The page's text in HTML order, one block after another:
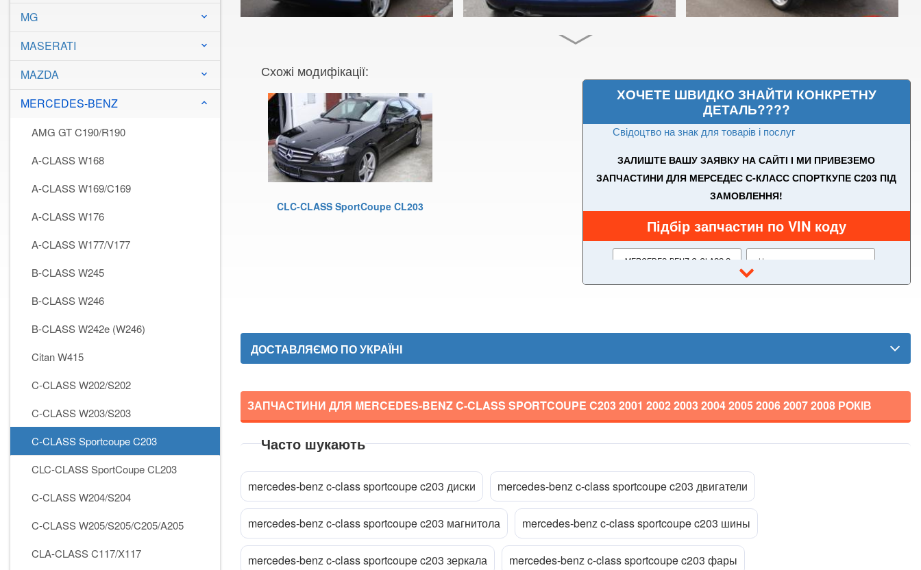
MG keyboard_arrow_down
MASERATI keyboard_arrow_down
MAZDA keyboard_arrow_down
MERCEDES-BENZ keyboard_arrow_down
AMG GT C190/R190
A-CLASS W168
A-CLASS W169/C169
A-CLASS W176
A-CLASS W177/V177
B-CLASS W245
B-CLASS W246
B-CLASS W242e (W246)
Citan W415
C-CLASS W202/S202
C-CLASS W203/S203
C-CLASS Sportcoupe C203
CLC-CLASS SportCoupe CL203
C-CLASS W204/S204
C-CLASS W205/S205/C205/A205
CLA-CLASS C117/X117
Схожі модифікації:
CLC-CLASS SportCoupe CL203
ХОЧЕТЕ ШВИДКО ЗНАЙТИ КОНКРЕТНУ
ДЕТАЛЬ????
Свідоцтво на знак для товарів і послуг
ЗАЛИШТЕ ВАШУ ЗАЯВКУ НА САЙТІ І МИ ПРИВЕЗЕМО
ЗАПЧАСТИНИ ДЛЯ МЕРСЕДЕС С-КЛАСС СПОРТКУПЕ С203 ПІД
ЗАМОВЛЕННЯ!
Підбір запчастин по VIN коду
attach_fileПрикріпити файл
ДОСТАВЛЯЄМО ПО УКРАЇНІ
ЗАПЧАСТИНИ ДЛЯ MERCEDES-BENZ C-CLASS SPORTCOUPE C2032001 2002 2003 2004 2005 2006 2007 2008 РОКІВ
Часто шукають
mercedes-benz c-class sportcoupe c203 диски mercedes-benz c-class sportcoupe c203 двигатели
mercedes-benz c-class sportcoupe c203 магнитола mercedes-benz c-class sportcoupe c203 шины
mercedes-benz c-class sportcoupe c203 зеркала mercedes-benz c-class sportcoupe c203 фары